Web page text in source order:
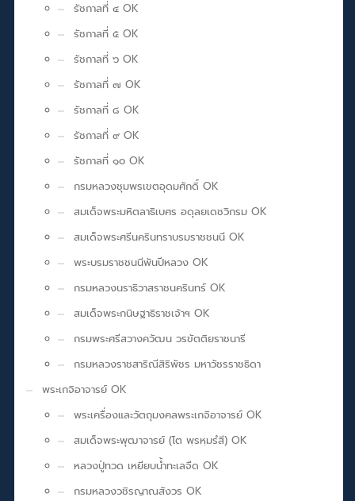
รัชกาลที่ ๔ OK
รัชกาลที่ ๕ OK
รัชกาลที่ ๖ OK
รัชกาลที่ ๗ OK
รัชกาลที่ ๘ OK
รัชกาลที่ ๙ OK
รัชกาลที่ ๑๐ OK
กรมหลวงชุมพรเขตอุดมศักดิ์ OK
สมเด็จพระมหิตลาธิเบศร อดุลยเดชวิกรม OK
สมเด็จพระศรีนครินทราบรมราชชนนี OK
พระบรมราชชนนีพันปีหลวง OK
กรมหลวงนราธิวาสราชนครินทร์ OK
สมเด็จพระกนิษฐาธิราชเจ้าฯ OK
กรมพระศรีสวางควัฒน วรขัตติยราชนารี
กรมหลวงราชสาริณีสิริพัชร มหาวัชรราชธิดา
พระเกจิอาจารย์ OK
พระเครื่องและวัตถุมงคลพระเกจิอาจารย์ OK
สมเด็จพระพุฒาจารย์ (โต พฺรหฺมรํสี) OK
หลวงปู่ทวด เหยียบน้ำทะเลจืด OK
กรมหลวงวชิรญาณสังวร OK